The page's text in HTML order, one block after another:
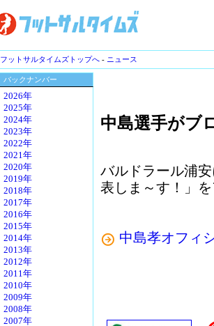
フットサルタイムズトップへ - ニュース
バックナンバー
2026年
2025年
2024年
2023年
2022年
2021年
2020年
2019年
2018年
2017年
2016年
2015年
2014年
2013年
2012年
2011年
2010年
2009年
2008年
2007年
中島選手がブ
バルドラール浦
表しま～す！」
中島孝オフィ